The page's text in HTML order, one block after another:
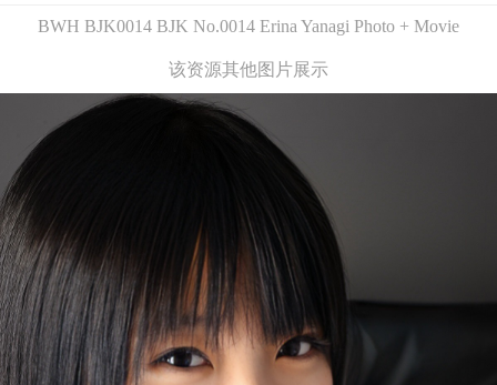
BWH BJK0014 BJK No.0014 Erina Yanagi Photo + Movie
该资源其他图片展示